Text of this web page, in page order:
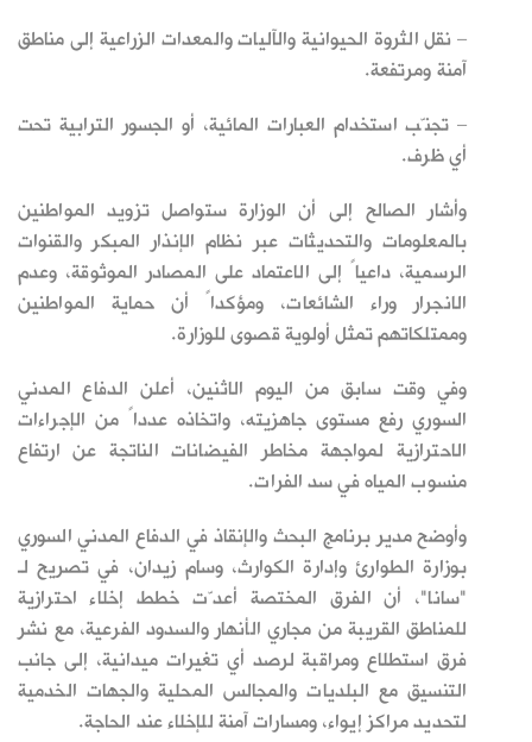
– نقل الثروة الحيوانية والآليات والمعدات الزراعية إلى مناطق
آمنة ومرتفعة.
– تجنّب استخدام العبارات المائية، أو الجسور الترابية تحت
أي ظرف.
وأشار الصالح إلى أن الوزارة ستواصل تزويد المواطنين
بالمعلومات والتحديثات عبر نظام الإنذار المبكر والقنوات
الرسمية، داعياً إلى الاعتماد على المصادر الموثوقة، وعدم
الانجرار وراء الشائعات، ومؤكداً أن حماية المواطنين
وممتلكاتهم تمثل أولوية قصوى للوزارة.
وفي وقت سابق من اليوم الاثنين، أعلن الدفاع المدني
السوري رفع مستوى جاهزيته، واتخاذه عدداً من الإجراءات
الاحترازية لمواجهة مخاطر الفيضانات الناتجة عن ارتفاع
منسوب المياه في سد الفرات.
وأوضح مدير برنامج البحث والإنقاذ في الدفاع المدني السوري
بوزارة الطوارئ وإدارة الكوارث، وسام زيدان، في تصريح لـ
"سانا"، أن الفرق المختصة أعدّت خطط إخلاء احترازية
للمناطق القريبة من مجاري الأنهار والسدود الفرعية، مع نشر
فرق استطلاع ومراقبة لرصد أي تغيرات ميدانية، إلى جانب
التنسيق مع البلديات والمجالس المحلية والجهات الخدمية
لتحديد مراكز إيواء، ومسارات آمنة للإخلاء عند الحاجة.